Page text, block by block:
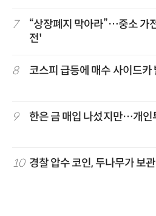
7
“상장폐지 막아라”…중소 가
전'
8 코스피 급등에 매수 사이드카
9 한은 금 매입 나섰지만…개인
10 경찰 압수 코인, 두나무가 보